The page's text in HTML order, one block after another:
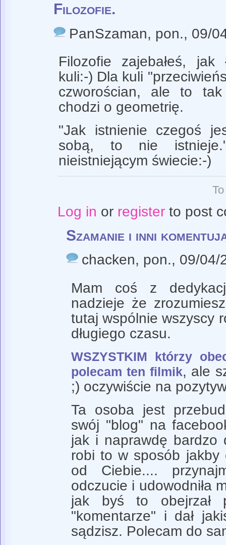
Filozofie.
PanSzaman, pon., 09/
Filozofie zajebałeś, jak
kuli:-) Dla kuli
czworościan, ale to
chodzi o geometrię.
"Jak istnienie czegoś
sobą, to nie
nieistniejącym świecie:-)
Log in or registerto post
Szamanie i inni
chacken, pon., 09/04/
Mam coś z
nadzieje że
tutaj wspólnie wszyscy
długiego czasu.
WSZYSTKIM którzy
polecam ten filmik, ale
;) oczywiście na
Ta osoba jest
swój "blog" na
jak i naprawdę bardzo
robi to w sposób jakby
od Ciebie....
odczucie i udowodniła
jak byś to obejrzał
"komentarze" i dał
sądzisz. Polecam do